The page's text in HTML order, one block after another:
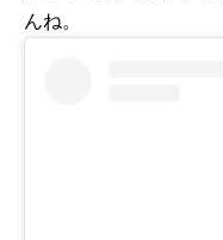
んね。